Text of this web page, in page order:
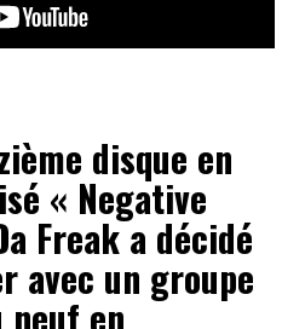
disque en
« Negative
Freak a décidé
avec un groupe
en